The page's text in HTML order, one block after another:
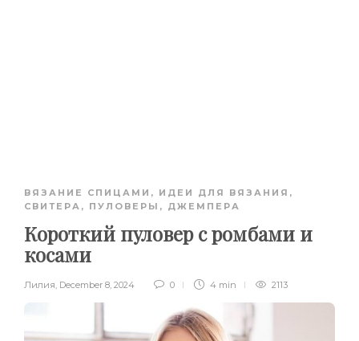
ВЯЗАНИЕ СПИЦАМИ , ИДЕИ ДЛЯ ВЯЗАНИЯ ,
СВИТЕРА, ПУЛОВЕРЫ, ДЖЕМПЕРА
Короткий пуловер с ромбами и
косами
Лилия, December 8, 2024 0 4 min 2113